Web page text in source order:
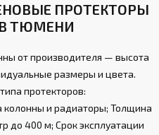
ПРОТЕКТОРЫ
ТЮМЕНИ
от производителя — высота
размеры и цвета.
протекторов:
колонны и радиаторы; Толщина
до 400 м; Срок эксплуатации